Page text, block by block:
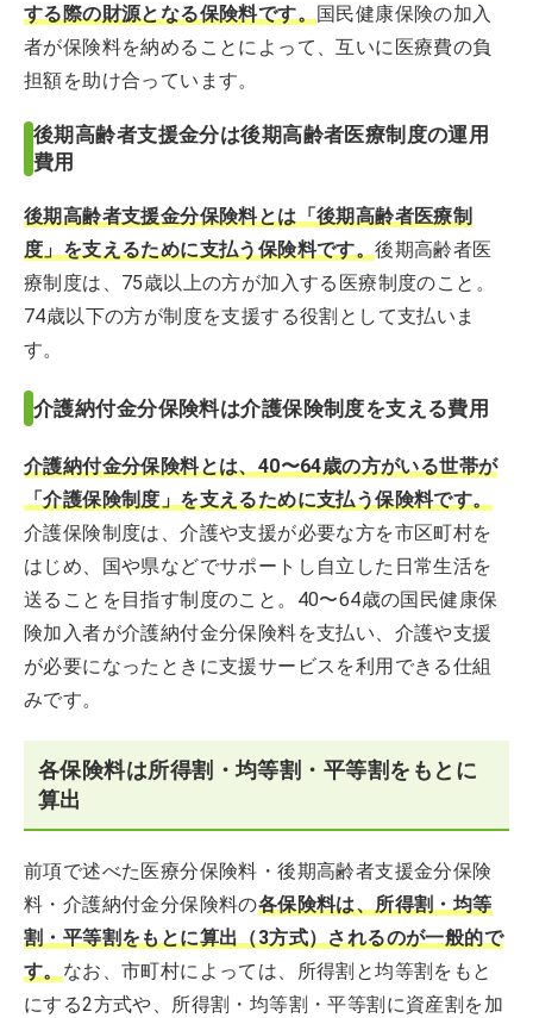
する際の財源となる保険料です。国民健康保険の加入
者が保険料を納めることによって、互いに医療費の負
担額を助け合っています。
後期高齢者支援金分は後期高齢者医療制度の運用
費用
後期高齢者支援金分保険料とは「後期高齢者医療制
度」を支えるために支払う保険料です。後期高齢者医
療制度は、75歳以上の方が加入する医療制度のこと。
74歳以下の方が制度を支援する役割として支払いま
す。
介護納付金分保険料は介護保険制度を支える費用
介護納付金分保険料とは、40〜64歳の方がいる世帯が
「介護保険制度」を支えるために支払う保険料です。
介護保険制度は、介護や支援が必要な方を市区町村を
はじめ、国や県などでサポートし自立した日常生活を
送ることを目指す制度のこと。40〜64歳の国民健康保
険加入者が介護納付金分保険料を支払い、介護や支援
が必要になったときに支援サービスを利用できる仕組
みです。
各保険料は所得割・均等割・平等割をもとに
算出
前項で述べた医療分保険料・後期高齢者支援金分保険
料・介護納付金分保険料の各保険料は、所得割・均等
割・平等割をもとに算出（3方式）されるのが一般的で
す。なお、市町村によっては、所得割と均等割をもと
にする2方式や、所得割・均等割・平等割に資産割を加